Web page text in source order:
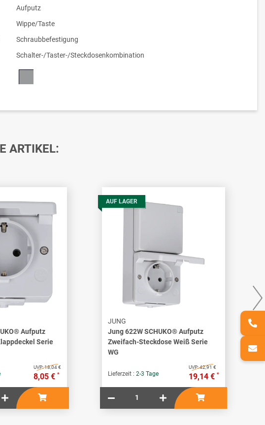
Aufputz
Wippe/Taste
Schraubbefestigung
Schalter-/Taster-/Steckdosenkombination
ARTIKEL:
Aufputz
Serie
UVP:18,04 €
8,05 € *
AUF LAGER
JUNG
Jung 622W SCHUKO® Aufputz
Zweifach-Steckdose Weiß Serie
WG
Lieferzeit : 2-3 Tage
UVP:42,91 €
19,14 € *